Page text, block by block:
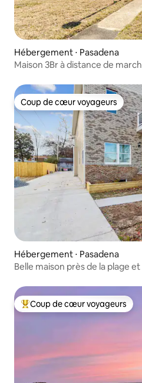
Hébergement ⋅ Pasadena
Maison 3Br à distance de
Coup de cœur voyageurs
Coup de cœur voyageurs
Hébergement ⋅ Pasadena
Belle maison près de la plage
Coups de cœur voyageurs les
Coup de cœur voyageurs